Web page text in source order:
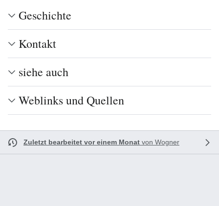
Geschichte
Kontakt
siehe auch
Weblinks und Quellen
Zuletzt bearbeitet vor einem Monat von Wogner